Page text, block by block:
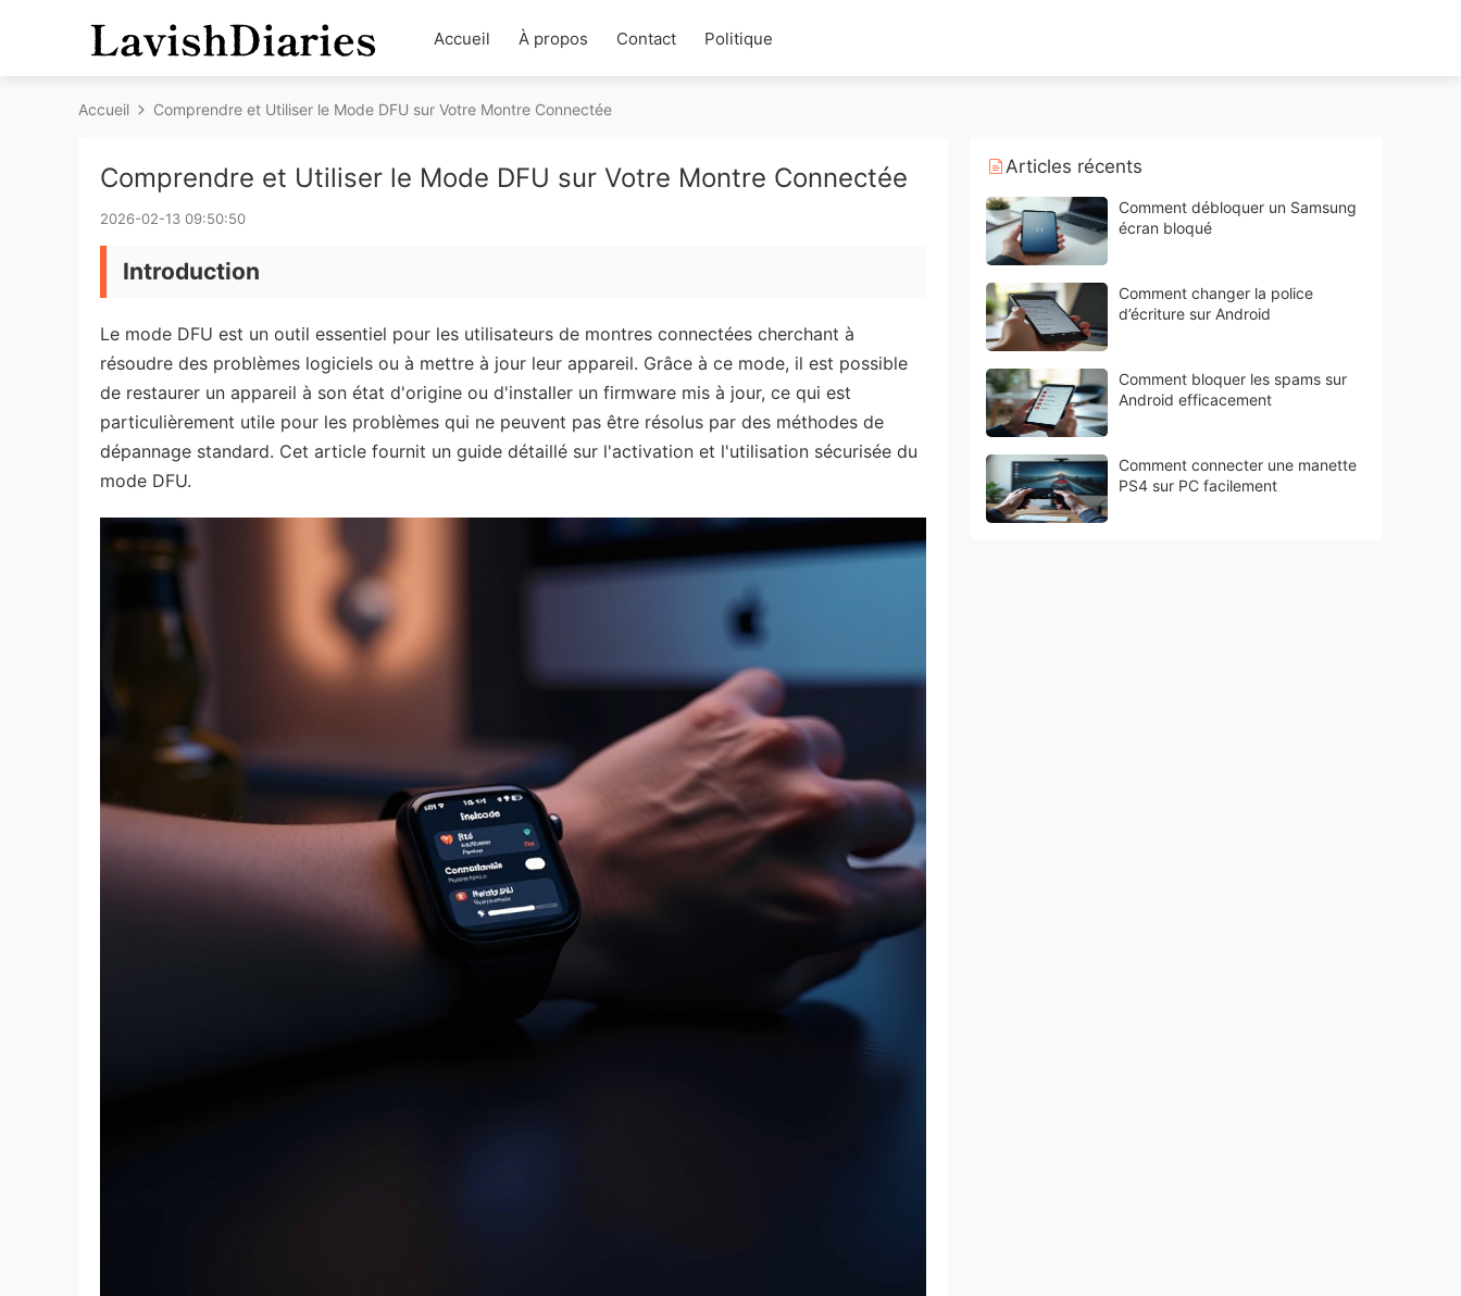
Accueil À propos Contact Politique
Accueil Comprendre et Utiliser le Mode DFU sur Votre Montre Connectée
Comprendre et Utiliser le Mode DFU sur Votre Montre Connectée
2026-02-13 09:50:50
Introduction
Le mode DFU est un outil essentiel pour les utilisateurs de montres connectées cherchant à
résoudre des problèmes logiciels ou à mettre à jour leur appareil. Grâce à ce mode, il est possible
de restaurer un appareil à son état d'origine ou d'installer un firmware mis à jour, ce qui est
particulièrement utile pour les problèmes qui ne peuvent pas être résolus par des méthodes de
dépannage standard. Cet article fournit un guide détaillé sur l'activation et l'utilisation sécurisée du
mode DFU.
Articles récents
Comment débloquer un Samsung
écran bloqué
Comment changer la police
d’écriture sur Android
Comment bloquer les spams sur
Android efficacement
Comment connecter une manette
PS4 sur PC facilement